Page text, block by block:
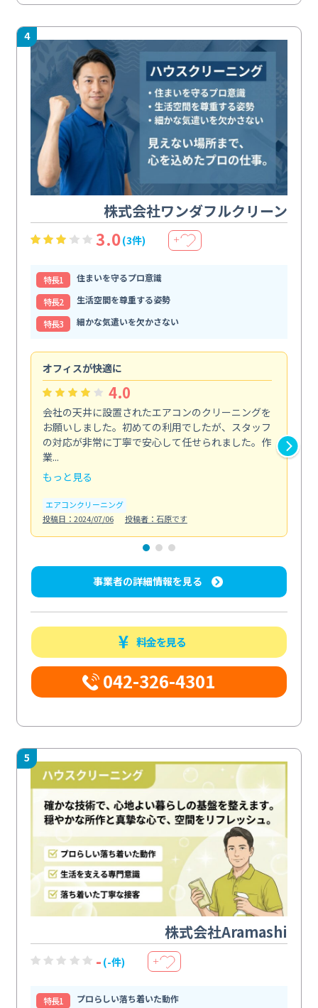
4
株式会社ワンダフルクリーン
3.0(3件) ＋
特⻑1
住まいを守るプロ意識
特⻑2
生活空間を尊重する姿勢
特⻑3
細かな気遣いを欠かさない
オフィスが快適に
4.0
会社の天井に設置されたエアコンのクリーニングを
お願いしました。初めての利用でしたが、スタッフ
の対応が非常に丁寧で安心して任せられました。作
業...
もっと見る
エアコンクリーニング
投稿日：2024/07/06
投稿者：石原です
事業者の詳細情報を見る
料金を見る
042-326-4301
5
株式会社Aramashi
- (-件) ＋
特⻑1
プロらしい落ち着いた動作